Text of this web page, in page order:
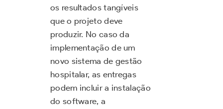
os resultados tangíveis
que o projeto deve
produzir. No caso da
implementação de um
novo sistema de gestão
hospitalar, as entregas
podem incluir a instalação
do software, a